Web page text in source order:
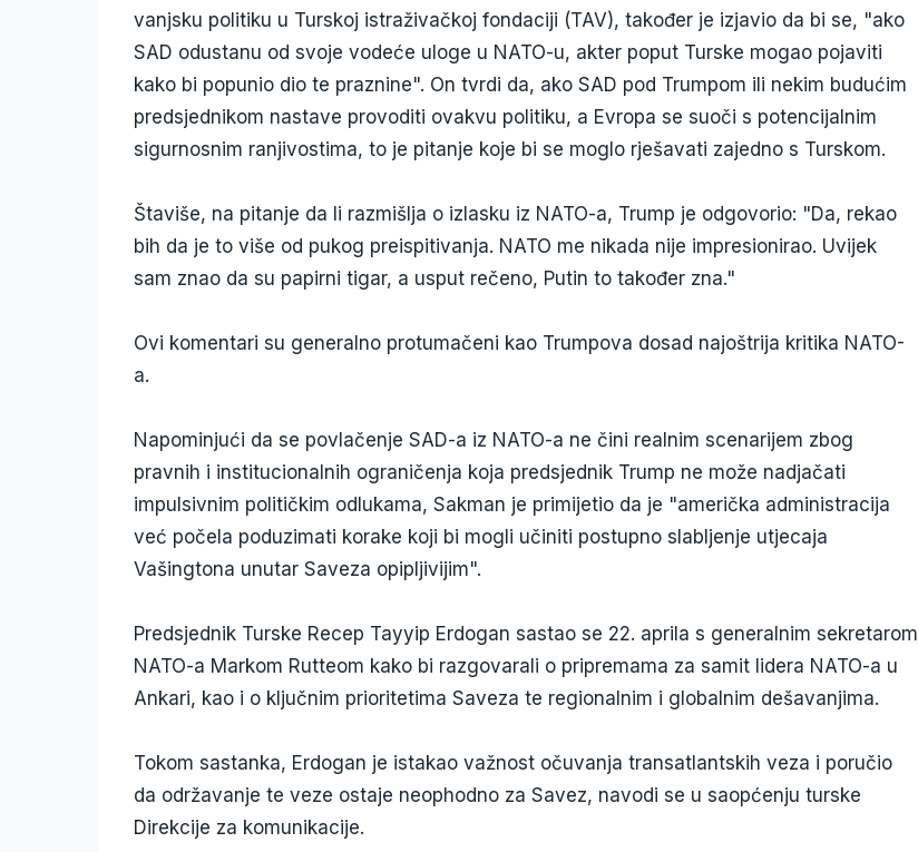
vanjsku politiku u Turskoj istraživačkoj fondaciji (TAV), također je izjavio da bi se, "ako
SAD odustanu od svoje vodeće uloge u NATO-u, akter poput Turske mogao pojaviti
kako bi popunio dio te praznine". On tvrdi da, ako SAD pod Trumpom ili nekim budućim
predsjednikom nastave provoditi ovakvu politiku, a Evropa se suoči s potencijalnim
sigurnosnim ranjivostima, to je pitanje koje bi se moglo rješavati zajedno s Turskom.
Štaviše, na pitanje da li razmišlja o izlasku iz NATO-a, Trump je odgovorio: "Da, rekao
bih da je to više od pukog preispitivanja. NATO me nikada nije impresionirao. Uvijek
sam znao da su papirni tigar, a usput rečeno, Putin to također zna."
Ovi komentari su generalno protumačeni kao Trumpova dosad najoštrija kritika NATO-
a.
Napominjući da se povlačenje SAD-a iz NATO-a ne čini realnim scenarijem zbog
pravnih i institucionalnih ograničenja koja predsjednik Trump ne može nadjačati
impulsivnim političkim odlukama, Sakman je primijetio da je "američka administracija
već počela poduzimati korake koji bi mogli učiniti postupno slabljenje utjecaja
Vašingtona unutar Saveza opipljivijim".
Predsjednik Turske Recep Tayyip Erdogan sastao se 22. aprila s generalnim sekretarom
NATO-a Markom Rutteom kako bi razgovarali o pripremama za samit lidera NATO-a u
Ankari, kao i o ključnim prioritetima Saveza te regionalnim i globalnim dešavanjima.
Tokom sastanka, Erdogan je istakao važnost očuvanja transatlantskih veza i poručio
da održavanje te veze ostaje neophodno za Savez, navodi se u saopćenju turske
Direkcije za komunikacije.